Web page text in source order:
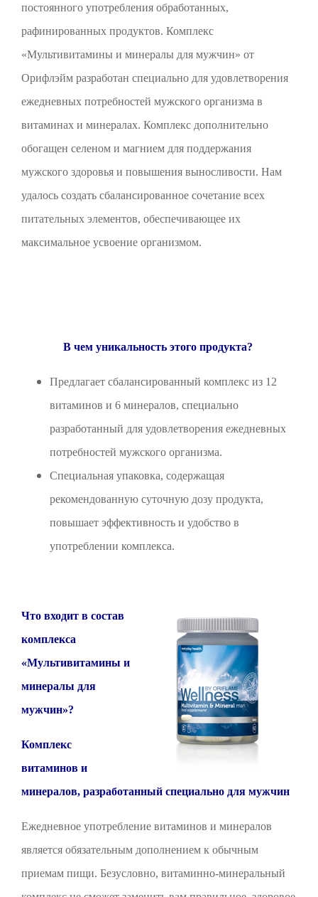
постоянного употребления обработанных,
рафинированных продуктов. Комплекс
«Мультивитамины и минералы для мужчин» от
Орифлэйм разработан специально для удовлетворения
ежедневных потребностей мужского организма в
витаминах и минералах. Комплекс дополнительно
обогащен селеном и магнием для поддержания
мужского здоровья и повышения выносливости. Нам
удалось создать сбалансированное сочетание всех
питательных элементов, обеспечивающее их
максимальное усвоение организмом.
В чем уникальность этого продукта?
Предлагает сбалансированный комплекс из 12
витаминов и 6 минералов, специально
разработанный для удовлетворения ежедневных
потребностей мужского организма.
Специальная упаковка, содержащая
рекомендованную суточную дозу продукта,
повышает эффективность и удобство в
употреблении комплекса.
Что входит в состав
комплекса
«Мультивитамины и
минералы для
мужчин»?
Комплекс
витаминов и
минералов, разработанный специально для мужчин
Ежедневное употребление витаминов и минералов
является обязательным дополнением к обычным
приемам пищи. Безусловно, витаминно-минеральный